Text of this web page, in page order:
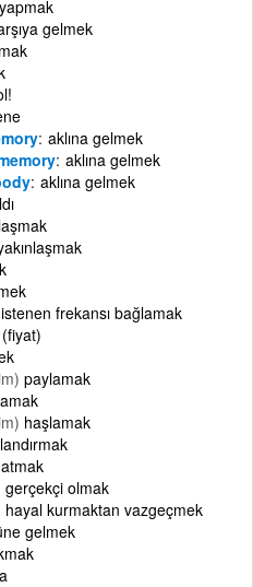
gelmek
aklına gelmek
aklına gelmek
aklına gelmek
istenen frekansı bağlamak
paylamak
haşlamak
gerçekçi olmak
hayal kurmaktan vazgeçmek
gelmek